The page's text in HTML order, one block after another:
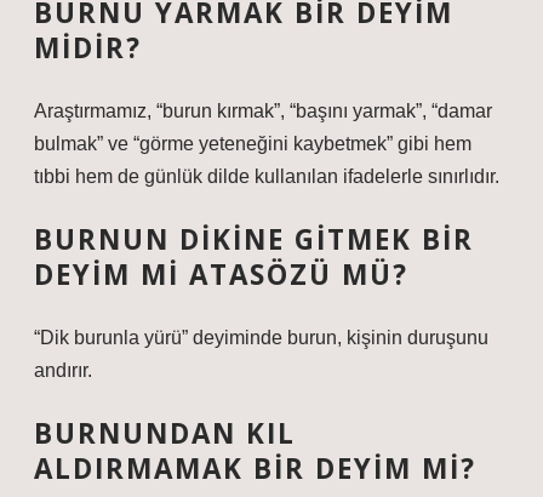
BURNU YARMAK BIR DEYIM
MIDIR?
Araştırmamız, “burun kırmak”, “başını yarmak”, “damar
bulmak” ve “görme yeteneğini kaybetmek” gibi hem
tıbbi hem de günlük dilde kullanılan ifadelerle sınırlıdır.
BURNUN DIKINE GITMEK BIR
DEYIM MI ATASÖZÜ MÜ?
“Dik burunla yürü” deyiminde burun, kişinin duruşunu
andırır.
BURNUNDAN KIL
ALDIRMAMAK BIR DEYIM MI?